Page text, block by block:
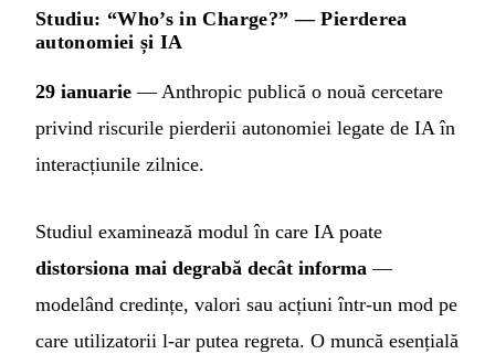
Studiu: “Who’s in Charge?” — Pierderea
autonomiei și IA
29 ianuarie — Anthropic publică o nouă cercetare
privind riscurile pierderii autonomiei legate de IA în
interacțiunile zilnice.
Studiul examinează modul în care IA poate
distorsiona mai degrabă decât informa —
modelând credințe, valori sau acțiuni într-un mod pe
care utilizatorii l-ar putea regreta. O muncă esențială